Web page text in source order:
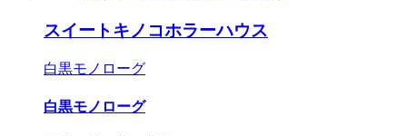
スイートキノコホラーハウス
白黒モノローグ
白黒モノローグ